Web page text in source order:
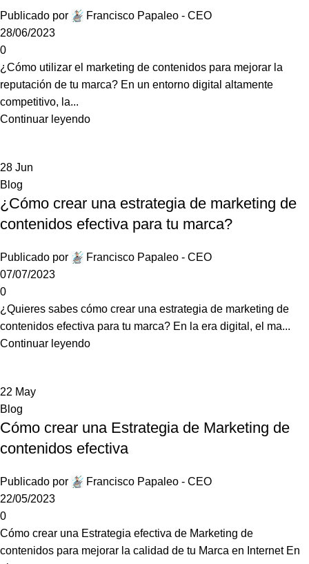
Publicado por
Francisco Papaleo - CEO
28/06/2023
0
¿Cómo utilizar el marketing de contenidos para mejorar la
reputación de tu marca? En un entorno digital altamente
competitivo, la...
Continuar leyendo
28 Jun
Blog
¿Cómo crear una estrategia de marketing de
contenidos efectiva para tu marca?
Publicado por
Francisco Papaleo - CEO
07/07/2023
0
¿Quieres sabes cómo crear una estrategia de marketing de
contenidos efectiva para tu marca? En la era digital, el ma...
Continuar leyendo
22 May
Blog
Cómo crear una Estrategia de Marketing de
contenidos efectiva
Publicado por
Francisco Papaleo - CEO
22/05/2023
0
Cómo crear una Estrategia efectiva de Marketing de
contenidos para mejorar la calidad de tu Marca en Internet En